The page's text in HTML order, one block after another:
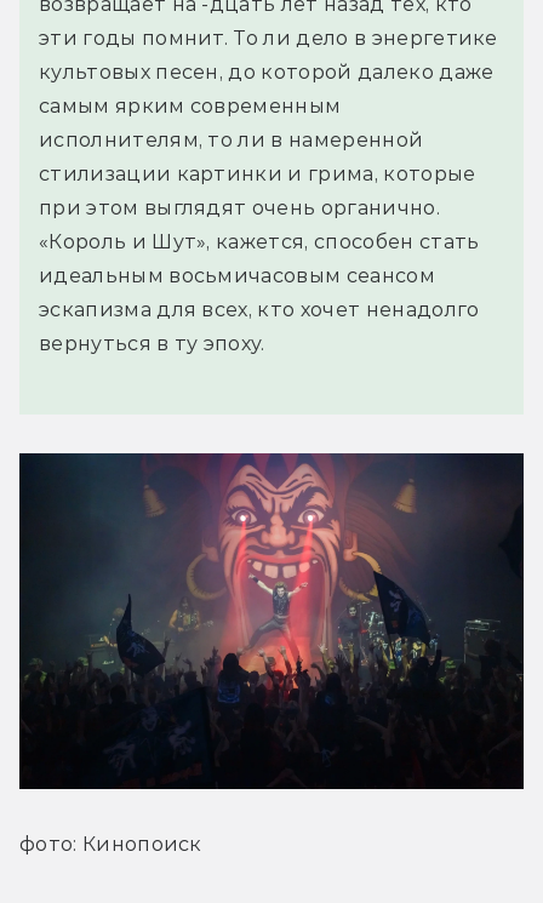
эти годы помнит. То ли дело в энергетике
культовых песен, до которой далеко даже
самым ярким современным
исполнителям, то ли в намеренной
стилизации картинки и грима, которые
при этом выглядят очень органично.
«Король и Шут», кажется, способен стать
идеальным восьмичасовым сеансом
эскапизма для всех, кто хочет ненадолго
вернуться в ту эпоху.
фото: Кинопоиск